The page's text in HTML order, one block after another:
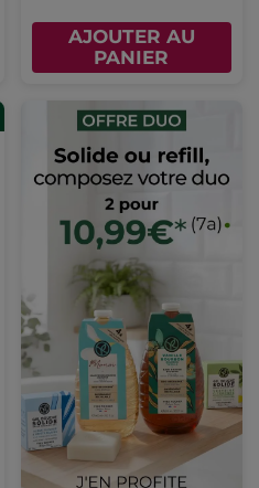
AJOUTER AU
PANIER